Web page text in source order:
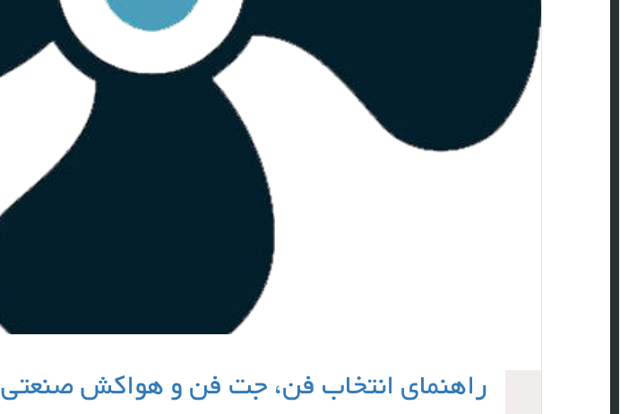
راهنمای انتخاب فن، جت فن و هواکش صنعتی